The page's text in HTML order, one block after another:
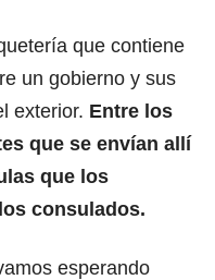
que contiene
un gobierno y sus
exterior. Entre los
que se envían allí
que los
consulados.
esperando